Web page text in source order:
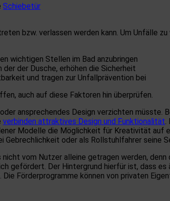
Schiebetür
bzw. verlassen werden kann. Um Unfälle
wichtigen Stellen im Bad anzubringen
der Dusche, erhöhen die Sicherheit
und tragen zur Unfallprävention bei
auch auf diese Faktoren hin überprüfen.
ansprechendes Design verzichten müsste.
verbinden attraktives Design und Funktionalität.
Modelle die Möglichkeit für Kreativität auf
Gebrechlichkeit oder als Rollstuhlfahrer seine
nicht vom Nutzer alleine getragen werden,
gefördert. Der Hintergrund hierfür ist, dass es
Förderprogramme können von privaten